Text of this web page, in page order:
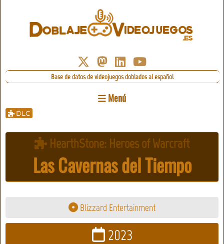
Base de datos de videojuegos doblados al español
Menú
DLC
HearthStone: Heroes of Warcraft
Las Cavernas del Tiempo
Blizzard Entertainment
2023